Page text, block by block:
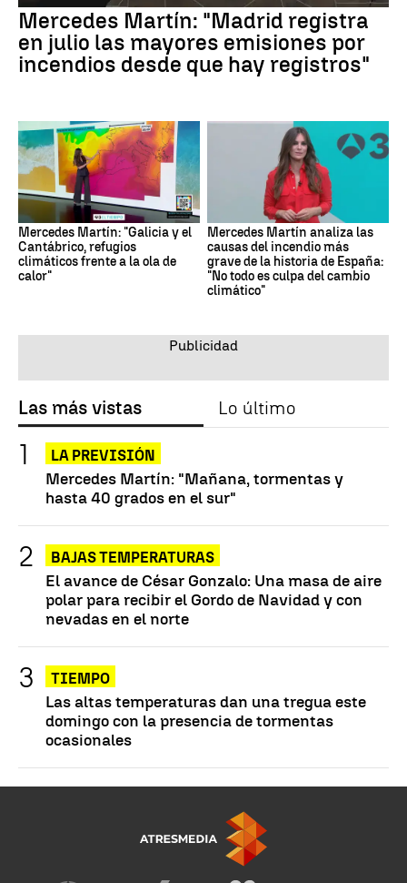
Mercedes Martín: "Madrid registra
en julio las mayores emisiones por
incendios desde que hay registros"
Mercedes Martín: "Galicia y el
Cantábrico, refugios
climáticos frente a la ola de
calor"
Mercedes Martín analiza las
causas del incendio más
grave de la historia de España:
"No todo es culpa del cambio
climático"
Las más vistas Lo último
LA PREVISIÓN
Mercedes Martín: "Mañana, tormentas y
hasta 40 grados en el sur"
BAJAS TEMPERATURAS
El avance de César Gonzalo: Una masa de aire
polar para recibir el Gordo de Navidad y con
nevadas en el norte
TIEMPO
Las altas temperaturas dan una tregua este
domingo con la presencia de tormentas
ocasionales